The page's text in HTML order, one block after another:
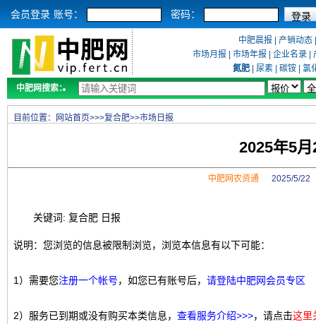
会员登录 账号： 密码：
中肥晨报 产销动态
市场月报
市场年报 企业名录
氮肥
尿素 碳铵
氯
中肥网搜索：
目前位置： 网站首页>>>复合肥>>市场日报
2025年5
中肥网农资通 2025/5/22
关键词: 复合肥 日报
说明：您浏览的信息被限制浏览，浏览本信息有以下可能：
1）需要您注册一个帐号，如您已有账号后， 请登陆中肥网会员专区
2）服务已到期或没有购买本类信息， 查看服务介绍>>>，请点击这里